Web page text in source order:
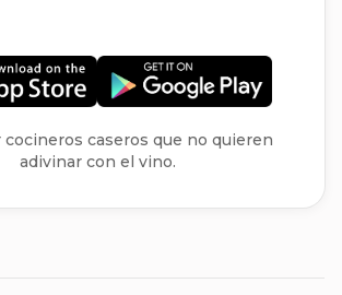
cocineros caseros que no quieren
adivinar con el vino.